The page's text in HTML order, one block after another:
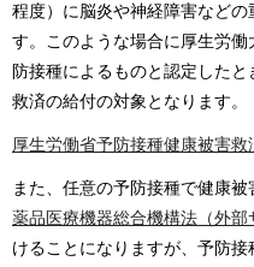
程度）に脳炎や神経障害など
す。このような場合に厚生労
防接種によるものと認定した
救済の給付の対象となります。
厚生労働省予防接種健康被害救
また、任意の予防接種で健康被
薬品医療機器総合機構法（外部
けることになりますが、予防